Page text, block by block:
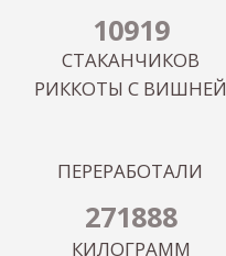
Светлая комната